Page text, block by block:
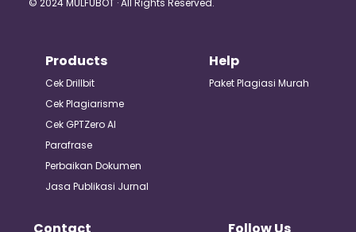
© 2024 MULFUBOT · All Rights Reserved.
Products
Cek Drillbit
Cek Plagiarisme
Cek GPTZero AI
Parafrase
Perbaikan Dokumen
Jasa Publikasi Jurnal
Help
Paket Plagiasi Murah